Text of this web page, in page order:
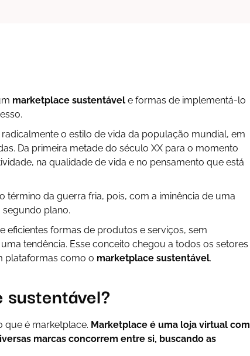
marketplace sustentávele formas de implementá-lo
o estilo de vida da população mundial, em
Da primeira metade do século XX para o momento
na qualidade de vida e no pensamento que está
término da guerra fria, pois, com a iminência de uma
plano.
eficientes formas de produtos e serviços, sem
tendência. Esse conceito chegou a todos os setores
plataformas como o marketplace sustentável.
sustentável?
que é marketplace. Marketplace é uma loja virtual com
marcas concorrem entre si, buscando as